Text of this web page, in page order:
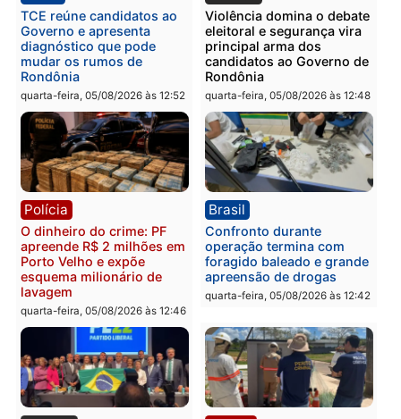
Polícia
Homem é preso com
drogas durante ação da
PM no Castanheira
quinta-feira, 06/08/2026 às 09:02
Polícia
Polícia Civil prende dois
homens por tortura,
tráfico e posse de arma
Itapuã
quinta-feira, 06/08/2026 às
Polícia
Homem é preso após
furtar peça de picanha e
reagir a seguranças em
supermercado
quinta-feira, 06/08/2026 às 08:56
Política
na convenção e
confirmado candidato a
deputado federal pelo
Republicanos
quarta-feira, 05/08/2026 às